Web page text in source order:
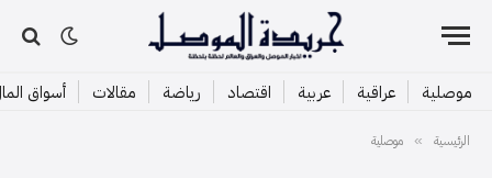
موصلية عراقية عربية اقتصاد رياضة مقالات أسواق
الرئيسية » موصلية